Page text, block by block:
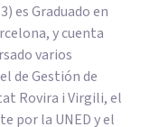
es Graduado en
y cuenta
varios
de Gestión de
Rovira i Virgili, el
por la UNED y el